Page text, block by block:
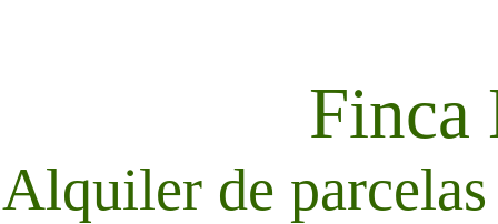
Finca
Alquiler de